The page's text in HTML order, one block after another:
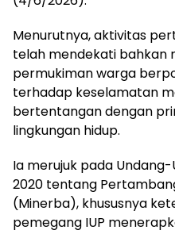
Menurutnya, aktivitas
telah mendekati bahkan
permukiman warga
terhadap keselamatan
bertentangan dengan
lingkungan hidup.
Ia merujuk pada
2020 tentang
(Minerba), khususnya
pemegang IUP